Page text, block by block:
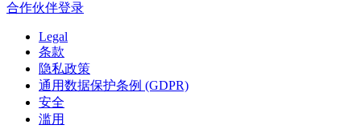
合作伙伴登录
Legal
条款
隐私政策
通用数据保护条例 (GDPR)
安全
滥用